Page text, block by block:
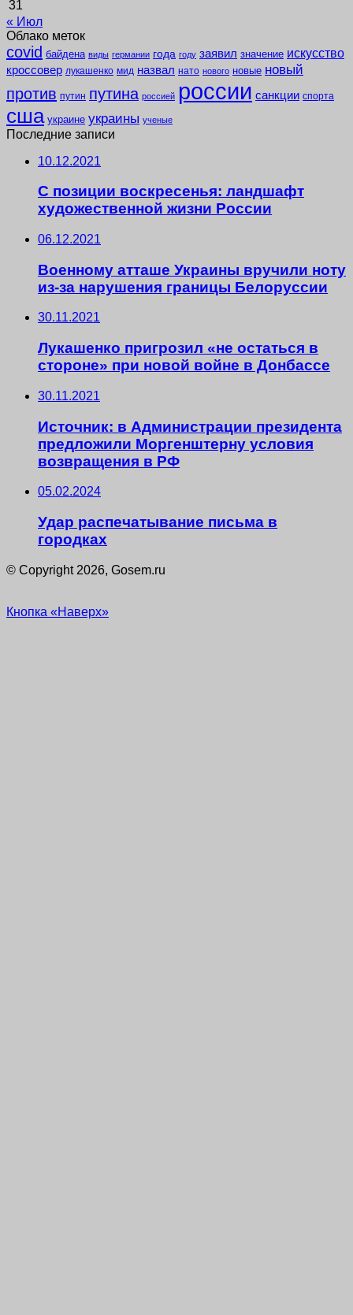
31
« Июл
Облако меток
covid байдена виды германии года году заявил значение искусство
кроссовер лукашенко мид назвал нато нового новые новый
против путин путина россией россии санкции спорта
сша украине украины ученые
Последние записи
10.12.2021
С позиции воскресенья: ландшафт
художественной жизни России
06.12.2021
Военному атташе Украины вручили ноту
из-за нарушения границы Белоруссии
30.11.2021
Лукашенко пригрозил «не остаться в
стороне» при новой войне в Донбассе
30.11.2021
Источник: в Администрации президента
предложили Моргенштерну условия
возвращения в РФ
05.02.2024
Удар распечатывание письма в
городках
© Copyright 2026, Gosem.ru
Кнопка «Наверх»